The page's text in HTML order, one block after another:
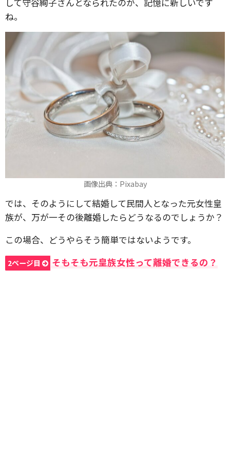
ね。
画像出典：Pixabay
では、そのようにして結婚して民間人となった元女性皇
族が、万が一その後離婚したらどうなるのでしょうか？
この場合、どうやらそう簡単ではないようです。
2ページ目 そもそも元皇族女性って離婚できるの？